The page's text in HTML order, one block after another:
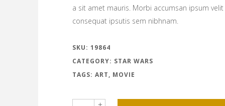
a sit amet mauris. Morbi accumsan ipsum
consequat ipsutis sem nibhnam.
SKU: 19864
CATEGORY: STAR WARS
TAGS: ART, MOVIE